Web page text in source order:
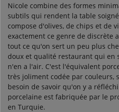
Nicole combine des formes
subtils qui rendent la table
compose d'olives, de chips et de
exactement ce genre de discrète
tout ce qu'on sert un peu plus
doux et qualité restaurant qui en
n'en a l'air. C'est l'équivalent
très joliment codée par couleurs,
besoin de savoir qu'on y a
porcelaine est fabriquée par le
en Turquie.